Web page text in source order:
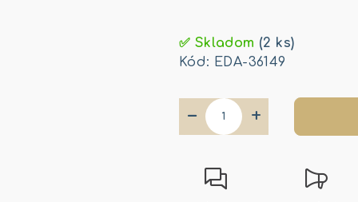
cena:
✅ Skladom (2 ks)
Kód: EDA-36149
+
−